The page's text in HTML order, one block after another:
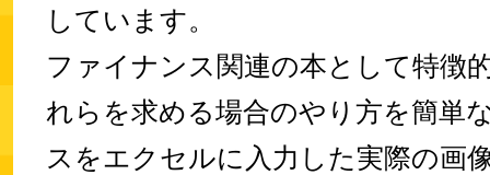
しています。
ファイナンス関連の本として特徴
れらを求める場合のやり方を簡単
スをエクセルに入力した実際の画